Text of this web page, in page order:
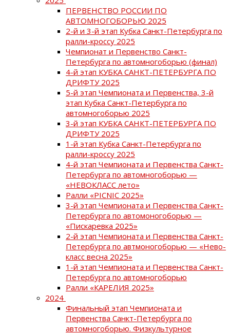
ПЕРВЕНСТВО РОССИИ ПО
АВТОМНОГОБОРЬЮ 2025
2-й и 3-й этап Кубка Санкт-Петербурга по
ралли-кроссу 2025
Чемпионат и Первенство Санкт-
Петербурга по автомногоборью (финал)
4-й этап КУБКА САНКТ-ПЕТЕРБУРГА ПО
ДРИФТУ 2025
5-й этап Чемпионата и Первенства, 3-й
этап Кубка Санкт-Петербурга по
автомногоборью 2025
3-й этап КУБКА САНКТ-ПЕТЕРБУРГА ПО
ДРИФТУ 2025
1-й этап Кубка Санкт-Петербурга по
ралли-кроссу 2025
4-й этап Чемпионата и Первенства Санкт-
Петербурга по автомногоборью —
«НЕВОКЛАСС лето»
Ралли «PICNIC 2025»
3-й этап Чемпионата и Первенства Санкт-
Петербурга по автомоногоборью —
«Пискаревка 2025»
2-й этап Чемпионата и Первенства Санкт-
Петербурга по автмоногоборью — «Нево-
класс весна 2025»
1-й этап Чемпионата и Первенства Санкт-
Петербурга по автомногоборью
Ралли «КАРЕЛИЯ 2025»
2024
Финальный этап Чемпионата и
Первенства Санкт-Петербурга по
автомногоборью. Физкультурное